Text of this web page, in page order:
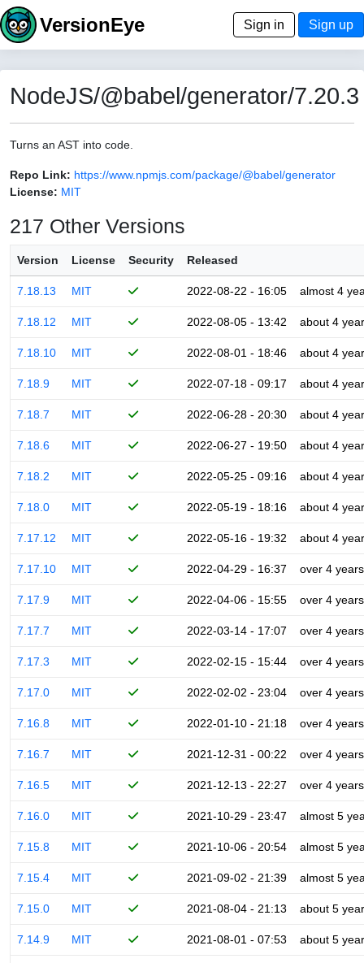
VersionEye Sign in Sign up
NodeJS/@babel/generator/7.20.3
Turns an AST into code.
Repo Link: https://www.npmjs.com/package/@babel/generator
License: MIT
217 Other Versions
Version License Security Released
7.18.13 MIT 2022-08-22 - 16:05 almost 4
7.18.12 MIT 2022-08-05 - 13:42 about 4
7.18.10 MIT 2022-08-01 - 18:46 about 4
7.18.9 MIT 2022-07-18 - 09:17 about 4
7.18.7 MIT 2022-06-28 - 20:30 about 4
7.18.6 MIT 2022-06-27 - 19:50 about 4
7.18.2 MIT 2022-05-25 - 09:16 about 4
7.18.0 MIT 2022-05-19 - 18:16 about 4
7.17.12 MIT 2022-05-16 - 19:32 about 4
7.17.10 MIT 2022-04-29 - 16:37 over 4 years
7.17.9 MIT 2022-04-06 - 15:55 over 4 years
7.17.7 MIT 2022-03-14 - 17:07 over 4 years
7.17.3 MIT 2022-02-15 - 15:44 over 4 years
7.17.0 MIT 2022-02-02 - 23:04 over 4 years
7.16.8 MIT 2022-01-10 - 21:18 over 4 years
7.16.7 MIT 2021-12-31 - 00:22 over 4 years
7.16.5 MIT 2021-12-13 - 22:27 over 4 years
7.16.0 MIT 2021-10-29 - 23:47 almost 5
7.15.8 MIT 2021-10-06 - 20:54 almost 5
7.15.4 MIT 2021-09-02 - 21:39 almost 5
7.15.0 MIT 2021-08-04 - 21:13 about 5
7.14.9 MIT 2021-08-01 - 07:53 about 5